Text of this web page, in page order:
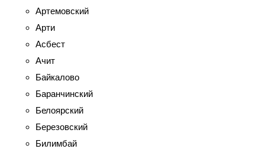
Артемовский
Арти
Асбест
Ачит
Байкалово
Баранчинский
Белоярский
Березовский
Билимбай